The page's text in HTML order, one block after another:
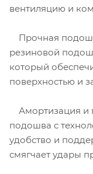
вентиляцию и
Прочная
резиновой
который
поверхностью и
Амортизация и
подошва с
удобство и
смягчает удары